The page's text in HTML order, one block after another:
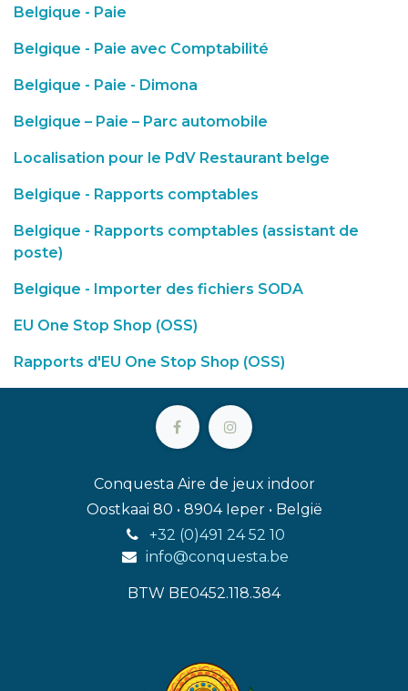
Belgique - Paie
Belgique - Paie avec Comptabilité
Belgique - Paie - Dimona
Belgique – Paie – Parc automobile
Localisation pour le PdV Restaurant belge
Belgique - Rapports comptables
Belgique - Rapports comptables (assistant de
poste)
Belgique - Importer des fichiers SODA
EU One Stop Shop (OSS)
Rapports d'EU One Stop Shop (OSS)
Conquesta Aire de jeux indoor
Oostkaai 80 • 8904 Ieper • België
+32 (0)491 24 52 10
info@conquesta.be
BTW BE0452.118.384